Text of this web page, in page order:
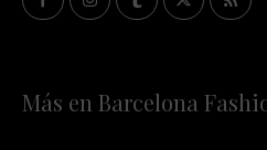
Más en Barcelona